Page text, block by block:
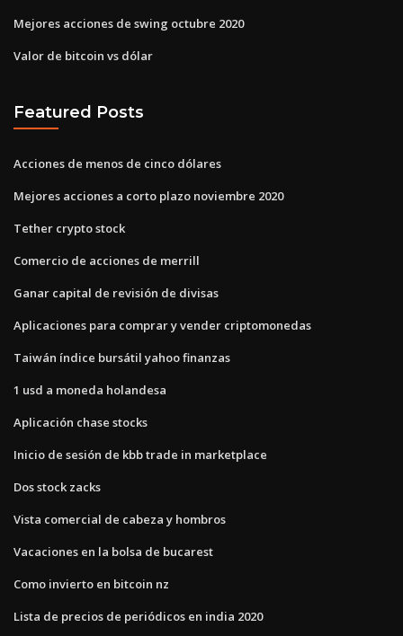
Mejores acciones de swing octubre 2020
Valor de bitcoin vs dólar
Featured Posts
Acciones de menos de cinco dólares
Mejores acciones a corto plazo noviembre 2020
Tether crypto stock
Comercio de acciones de merrill
Ganar capital de revisión de divisas
Aplicaciones para comprar y vender criptomonedas
Taiwán índice bursátil yahoo finanzas
1 usd a moneda holandesa
Aplicación chase stocks
Inicio de sesión de kbb trade in marketplace
Dos stock zacks
Vista comercial de cabeza y hombros
Vacaciones en la bolsa de bucarest
Como invierto en bitcoin nz
Lista de precios de periódicos en india 2020